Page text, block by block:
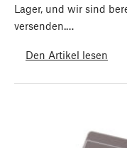
Lager, und wir sind
versenden.…
Den Artikel lesen